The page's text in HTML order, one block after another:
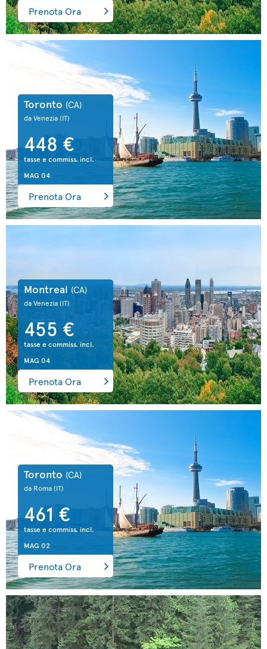
Prenota Ora
Toronto (CA)
da Venezia(IT)
448 €
tasse e commiss. incl.
MAG 04
Prenota Ora
Montreal (CA)
da Venezia(IT)
455 €
tasse e commiss. incl.
MAG 04
Prenota Ora
Toronto (CA)
da Roma(IT)
461 €
tasse e commiss. incl.
MAG 02
Prenota Ora